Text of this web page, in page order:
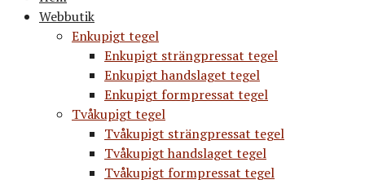
Webbutik
Enkupigt tegel
Enkupigt strängpressat tegel
Enkupigt handslaget tegel
Enkupigt formpressat tegel
Tvåkupigt tegel
Tvåkupigt strängpressat tegel
Tvåkupigt handslaget tegel
Tvåkupigt formpressat tegel